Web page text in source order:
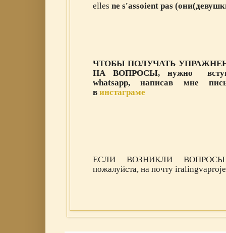
elles ne s'assoient pas
ЧТОБЫ ПОЛУЧАТЬ
НА ВОПРОСЫ, нужно
whatsapp, написав мне
в инстаграме
ЕСЛИ ВОЗНИКЛИ
пожалуйста, на почту